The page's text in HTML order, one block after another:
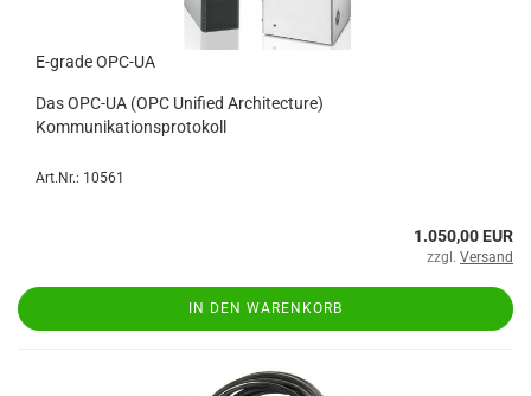
E-grade OPC-UA
Das OPC-UA (OPC Unified Architecture)
Kommunikationsprotokoll
Art.Nr.: 10561
1.050,00 EUR
zzgl. Versand
IN DEN WARENKORB